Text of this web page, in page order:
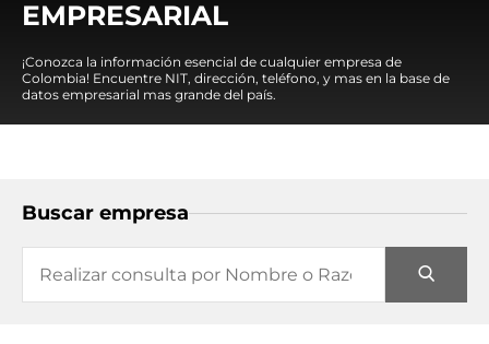
EMPRESARIAL
¡Conozca la información esencial de cualquier empresa de
Colombia! Encuentre NIT, dirección, teléfono, y mas en la base de
datos empresarial mas grande del país.
Buscar empresa